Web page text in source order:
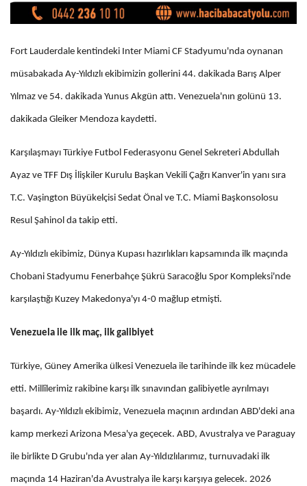
Fort Lauderdale kentindeki Inter Miami CF Stadyumu'nda oynanan
müsabakada Ay-Yıldızlı ekibimizin gollerini 44. dakikada Barış Alper
Yılmaz ve 54. dakikada Yunus Akgün attı. Venezuela'nın golünü 13.
dakikada Gleiker Mendoza kaydetti.
Karşılaşmayı Türkiye Futbol Federasyonu Genel Sekreteri Abdullah
Ayaz ve TFF Dış İlişkiler Kurulu Başkan Vekili Çağrı Kanver'in yanı sıra
T.C. Vaşington Büyükelçisi Sedat Önal ve T.C. Miami Başkonsolosu
Resul Şahinol da takip etti.
Ay-Yıldızlı ekibimiz, Dünya Kupası hazırlıkları kapsamında ilk maçında
Chobani Stadyumu Fenerbahçe Şükrü Saracoğlu Spor Kompleksi'nde
karşılaştığı Kuzey Makedonya'yı 4-0 mağlup etmişti.
Venezuela ile ilk maç, ilk galibiyet
Türkiye, Güney Amerika ülkesi Venezuela ile tarihinde ilk kez mücadele
etti. Millîlerimiz rakibine karşı ilk sınavından galibiyetle ayrılmayı
başardı. Ay-Yıldızlı ekibimiz, Venezuela maçının ardından ABD'deki ana
kamp merkezi Arizona Mesa'ya geçecek. ABD, Avustralya ve Paraguay
ile birlikte D Grubu'nda yer alan Ay-Yıldızlılarımız, turnuvadaki ilk
maçında 14 Haziran'da Avustralya ile karşı karşıya gelecek. 2026